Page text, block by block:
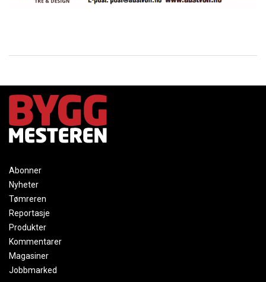
Abonner
Nyheter
Tømreren
Reportasje
Produkter
Kommentarer
Magasiner
Jobbmarked